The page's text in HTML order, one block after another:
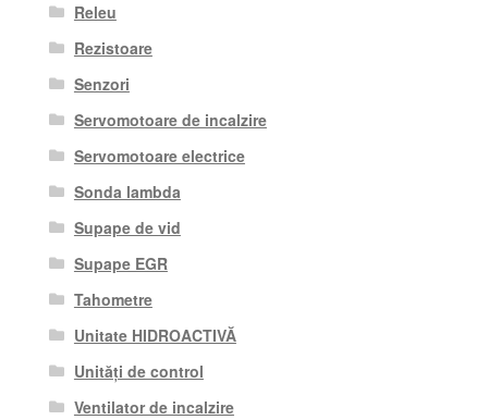
Releu
Rezistoare
Senzori
Servomotoare de incalzire
Servomotoare electrice
Sonda lambda
Supape de vid
Supape EGR
Tahometre
Unitate HIDROACTIVĂ
Unități de control
Ventilator de incalzire